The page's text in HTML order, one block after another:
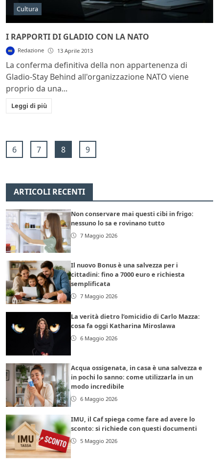
Cultura
I RAPPORTI DI GLADIO CON LA NATO
Redazione 13 Aprile 2013
La conferma definitiva della non appartenenza di
Gladio-Stay Behind all'organizzazione NATO viene
proprio da una...
Leggi di più
6 7 8 9
ARTICOLI RECENTI
Non conservare mai questi cibi in frigo:
nessuno lo sa e rovinano tutto
7 Maggio 2026
Il nuovo Bonus è una salvezza per i
cittadini: fino a 7000 euro e richiesta
semplificata
7 Maggio 2026
La verità dietro l’omicidio di Carlo Mazza:
cosa fa oggi Katharina Miroslawa
6 Maggio 2026
Acqua ossigenata, in casa è una salvezza e
in pochi lo sanno: come utilizzarla in un
modo incredibile
6 Maggio 2026
IMU, il Caf spiega come fare ad avere lo
sconto: si richiede con questi documenti
5 Maggio 2026